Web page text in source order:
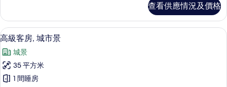
的
相
片
海
景
詳
查看供應情況及價格
載
入
所
有
高級客房, 城市景 | 迷你吧、房內夾萬
6
高級客房, 城市景
城景
35 平方米
1 間睡房